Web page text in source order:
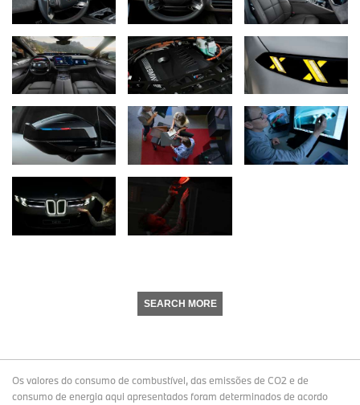
SEARCH MORE
Os valores do consumo de combustível, das emissões de CO2 e de
consumo de energia aqui apresentados foram determinados de acordo